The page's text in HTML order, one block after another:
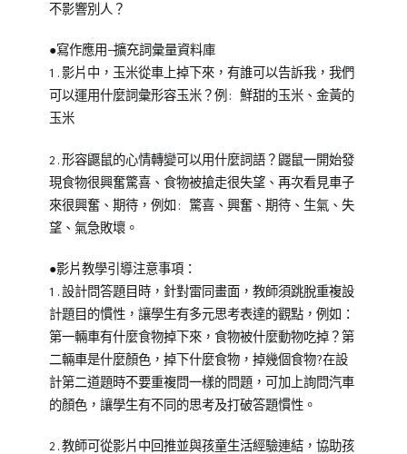
不影響別人？
●寫作應用—擴充詞彙量資料庫
1.影片中，玉米從車上掉下來，有誰可以告訴我，我們
可以運用什麼詞彙形容玉米？例: 鮮甜的玉米、金黃的
玉米
2.形容鼴鼠的心情轉變可以用什麼詞語？鼹鼠一開始發
現食物很興奮驚喜、食物被搶走很失望、再次看見車子
來很興奮、期待，例如: 驚喜、興奮、期待、生氣、失
望、氣急敗壞。
●影片教學引導注意事項：
1.設計問答題目時，針對雷同畫面，教師須跳脫重複設
計題目的慣性，讓學生有多元思考表達的觀點，例如：
第一輛車有什麼食物掉下來，食物被什麼動物吃掉？第
二輛車是什麼顏色，掉下什麼食物，掉幾個食物?在設
計第二道題時不要重複問一樣的問題，可加上詢問汽車
的顏色，讓學生有不同的思考及打破答題慣性。
2.教師可從影片中回推並與孩童生活經驗連結，協助孩